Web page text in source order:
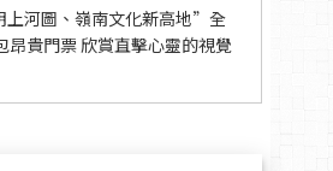
上河圖、嶺南文化新高地”全
昂貴門票 欣賞直擊心靈的視覺